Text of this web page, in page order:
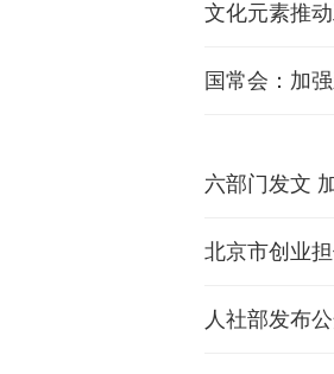
文化元素推
国常会：加
六部门发文
北京市创业
人社部发布